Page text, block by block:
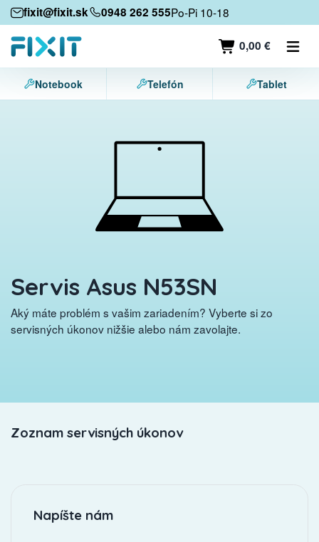
fixit@fixit.sk 0948 262 555Po-Pi 10-18
0,00 €
Mobilné zariadenia
Mobilné telefóny
Tablety
Notebook Telefón Tablet
Servis Asus N53SN
Aký máte problém s vašim zariadením? Vyberte si zo
servisných úkonov nižšie alebo nám zavolajte.
Zoznam servisných úkonov
Napíšte nám